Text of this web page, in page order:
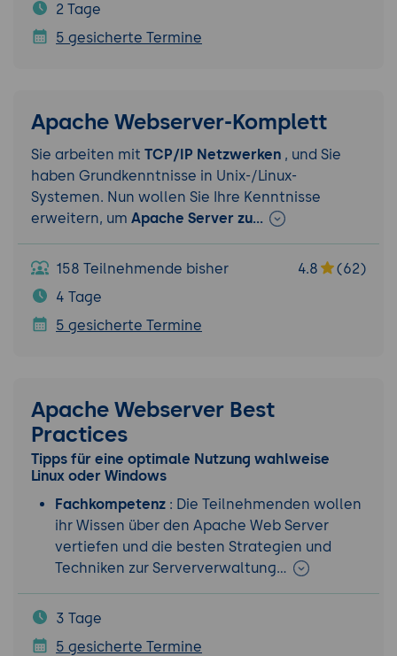
2 Tage
5 gesicherte Termine
Apache Webserver-Komplett
Sie arbeiten mit TCP/IP Netzwerken , und Sie
haben Grundkenntnisse in Unix-/Linux-
Systemen. Nun wollen Sie Ihre Kenntnisse
erweitern, um Apache Server zu…
158 Teilnehmende bisher 4.8
(62)
4 Tage
5 gesicherte Termine
Apache Webserver Best
Practices
Tipps für eine optimale Nutzung wahlweise
Linux oder Windows
Fachkompetenz : Die Teilnehmenden wollen
ihr Wissen über den Apache Web Server
vertiefen und die besten Strategien und
Techniken zur Serververwaltung…
3 Tage
5 gesicherte Termine